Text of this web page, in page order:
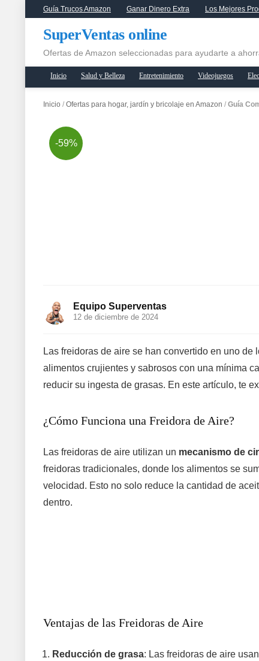
Guía Trucos Amazon Ganar Dinero Extra Los Mejores
SuperVentas online
Ofertas de Amazon seleccionadas para ayudarte a
Inicio Salud y Belleza Entretenimiento Videojuegos
Inicio / Ofertas para hogar, jardín y bricolaje en Amazon / Guía
-59%
Equipo Superventas
12 de diciembre de 2024
Las freidoras de aire se han convertido en uno
alimentos crujientes y sabrosos con una mínima
reducir su ingesta de grasas. En este artículo, te
¿Cómo Funciona una Freidora de Aire?
Las freidoras de aire utilizan un mecanismo de
freidoras tradicionales, donde los alimentos se
velocidad. Esto no solo reduce la cantidad de
dentro.
Ventajas de las Freidoras de Aire
Reducción de grasa: Las freidoras de aire